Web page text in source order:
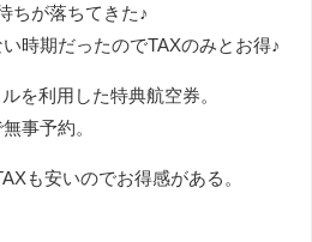
ちが落ちてきた♪
時期だったのでTAXのみとお得♪
を利用した特典航空券。
事予約。
も安いのでお得感がある。